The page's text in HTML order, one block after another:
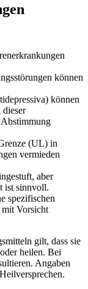
können
können
(UL) in
vermieden
aber
ist sinnvoll.
spezifischen
Vorsicht
gilt, dass sie
heilen. Bei
Angaben